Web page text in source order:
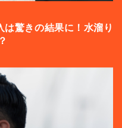
驚きの結果に！水溜り